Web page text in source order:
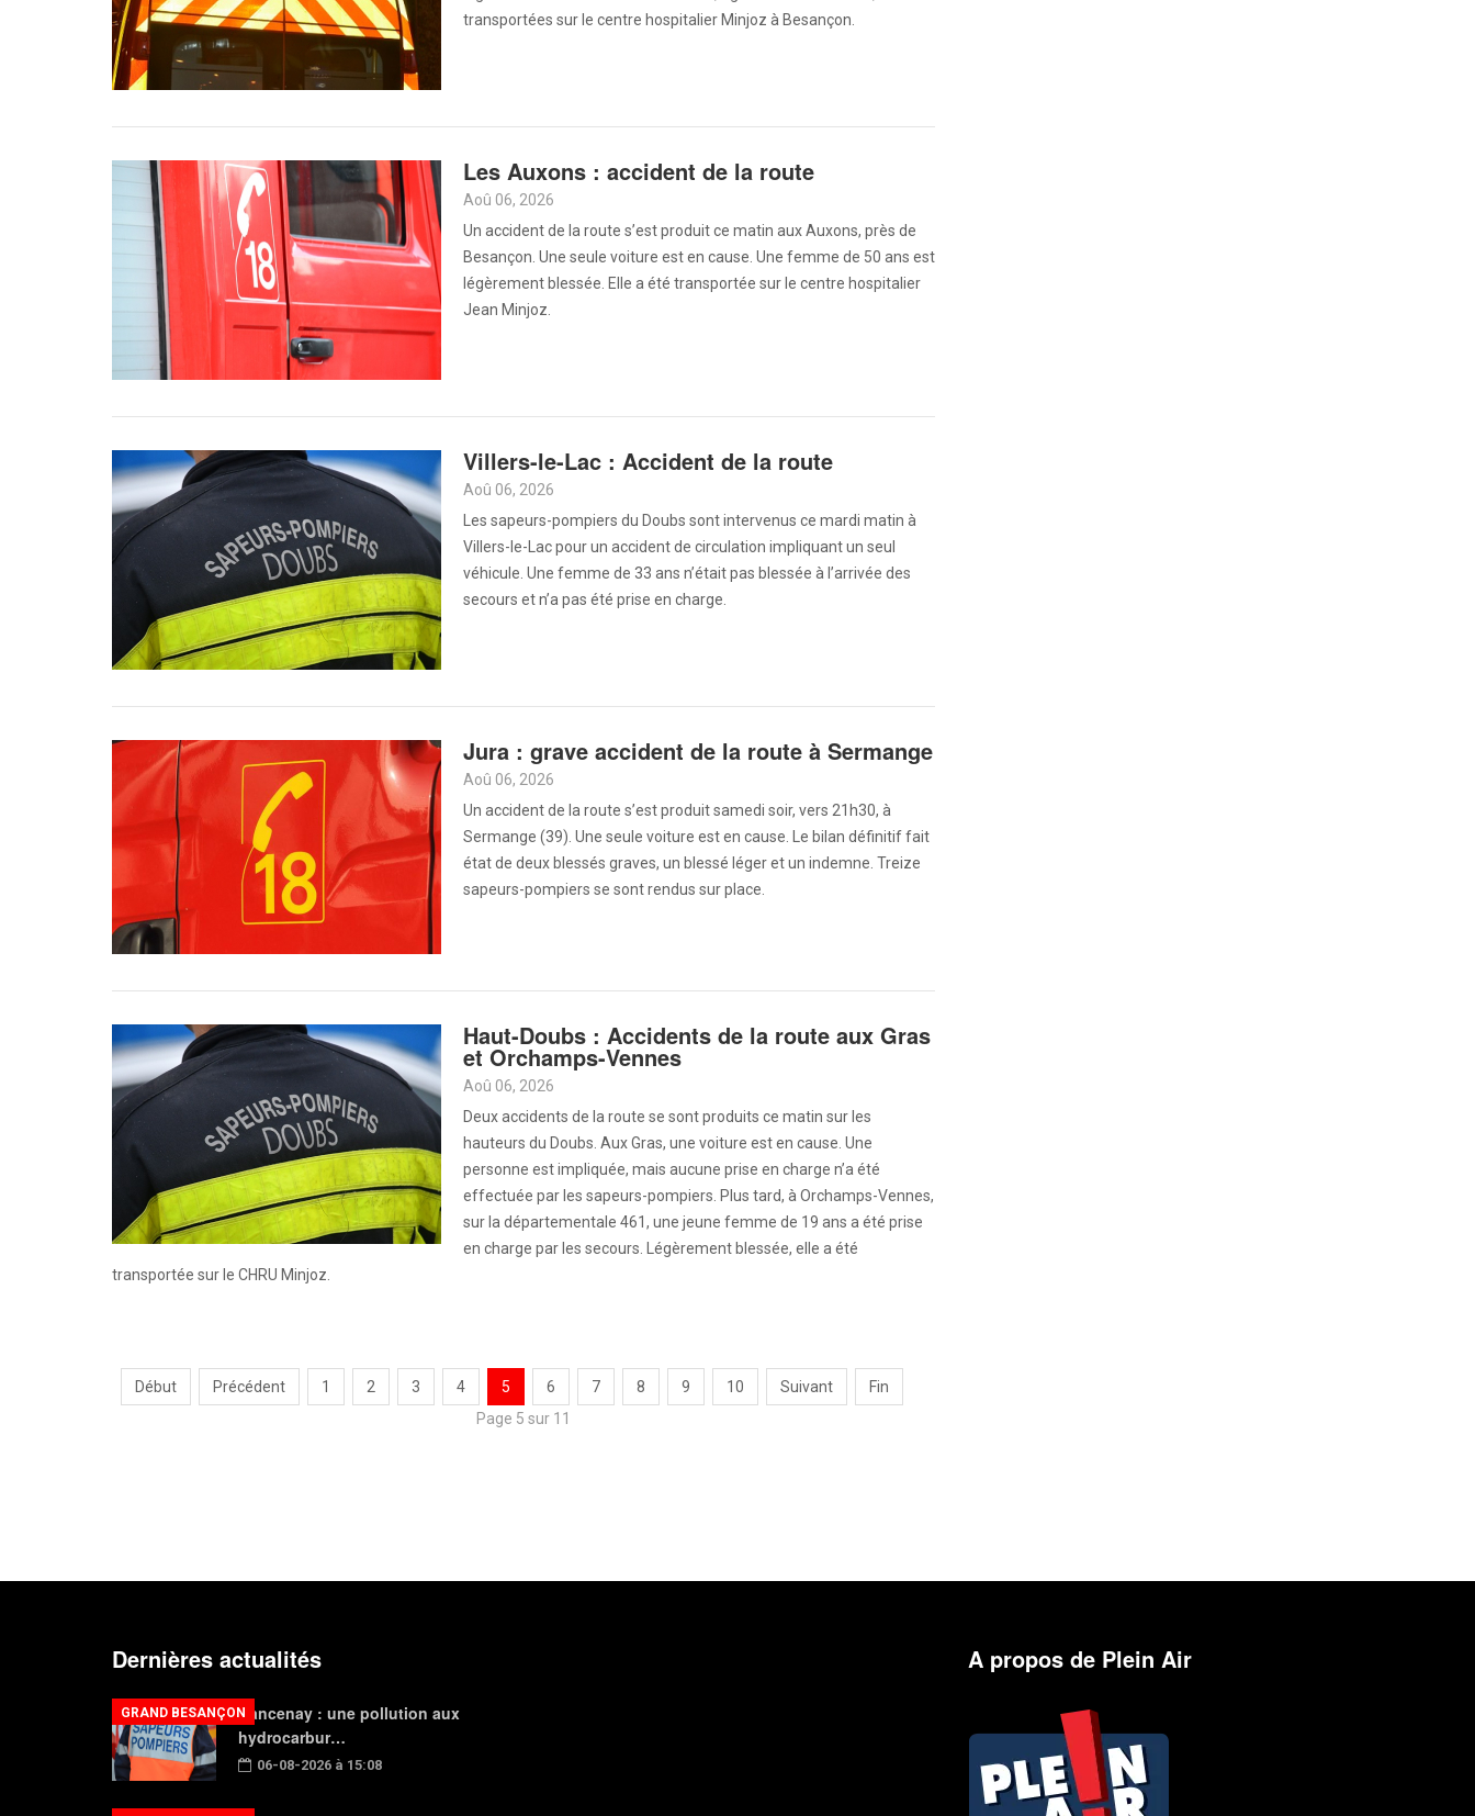
transportées sur le centre hospitalier Minjoz à Besançon.
Les Auxons : accident de la route
Aoû 06, 2026
Un accident de la route s’est produit ce matin aux Auxons, près de
Besançon. Une seule voiture est en cause. Une femme de 50 ans est
légèrement blessée. Elle a été transportée sur le centre hospitalier
Jean Minjoz.
Villers-le-Lac : Accident de la route
Aoû 06, 2026
Les sapeurs-pompiers du Doubs sont intervenus ce mardi matin à
Villers-le-Lac pour un accident de circulation impliquant un seul
véhicule. Une femme de 33 ans n’était pas blessée à l’arrivée des
secours et n’a pas été prise en charge.
Jura : grave accident de la route à Sermange
Aoû 06, 2026
Un accident de la route s’est produit samedi soir, vers 21h30, à
Sermange (39). Une seule voiture est en cause. Le bilan définitif fait
état de deux blessés graves, un blessé léger et un indemne. Treize
sapeurs-pompiers se sont rendus sur place.
Haut-Doubs : Accidents de la route aux Gras
et Orchamps-Vennes
Aoû 06, 2026
Deux accidents de la route se sont produits ce matin sur les
hauteurs du Doubs. Aux Gras, une voiture est en cause. Une
personne est impliquée, mais aucune prise en charge n’a été
effectuée par les sapeurs-pompiers. Plus tard, à Orchamps-Vennes,
sur la départementale 461, une jeune femme de 19 ans a été prise
en charge par les secours. Légèrement blessée, elle a été
transportée sur le CHRU Minjoz.
Début Précédent 1 2 3 4 5 6 7 8 9 10 Suivant
Fin
Page 5 sur 11
Dernières actualités
Rancenay : une pollution aux
hydrocarbur…
06-08-2026 à 15:08
GRAND BESANÇON
A propos de Plein Air